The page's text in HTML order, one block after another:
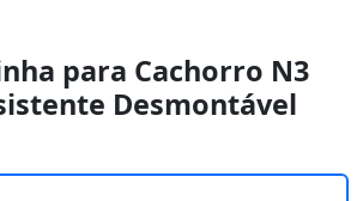
para Cachorro N3
Desmontável